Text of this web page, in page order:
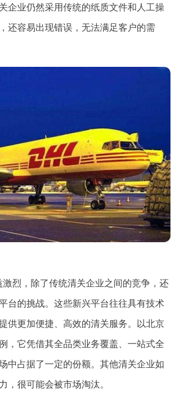
企业仍然采用传统的纸质文件和人工操
还容易出现错误，无法满足客户的需
烈，除了传统清关企业之间的竞争，还
台的挑战。这些新兴平台往往具有技术
供更加便捷、高效的清关服务。以北京
，它凭借其全品类业务覆盖、一站式全
中占据了一定的份额。其他清关企业如
，很可能会被市场淘汰。